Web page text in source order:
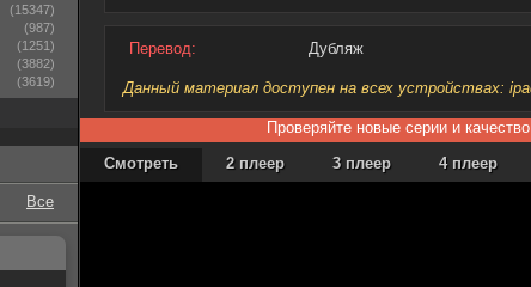
Перевод: Дубляж
Данный материал доступен на всех устройствах:
Проверяйте новые серии и
Смотреть
2 плеер 3 плеер 4 плеер
(15347)
(987)
(1251)
(3882)
(3619)
Все